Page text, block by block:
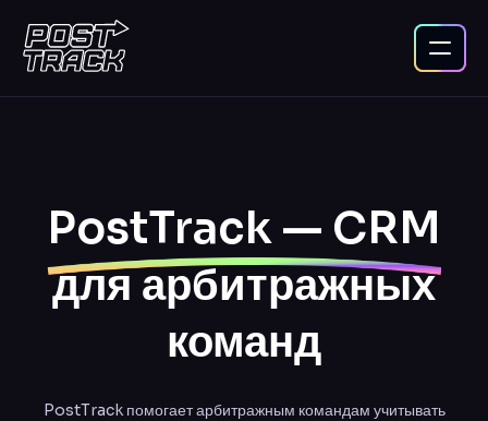
PostTrack — CRM
для арбитражных
команд
PostTrack помогает арбитражным командам учитывать